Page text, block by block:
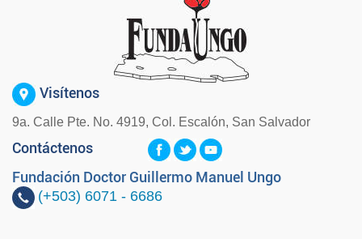
Visítenos
9a. Calle Pte. No. 4919, Col. Escalón, San Salvador
Contáctenos
Fundación Doctor Guillermo Manuel Ungo
(+503) 6071 - 6686